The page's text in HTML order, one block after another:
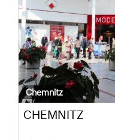
Chemnitz
CHEMNITZ